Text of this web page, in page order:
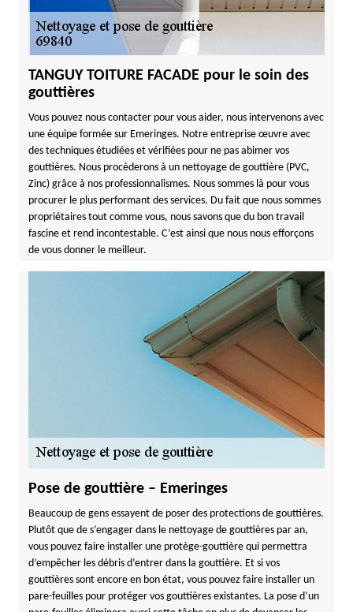
TANGUY TOITURE FACADE pour le soin des
gouttières
Vous pouvez nous contacter pour vous aider, nous intervenons avec
une équipe formée sur Emeringes. Notre entreprise œuvre avec
des techniques étudiées et vérifiées pour ne pas abimer vos
gouttières. Nous procèderons à un nettoyage de gouttière (PVC,
Zinc) grâce à nos professionnalismes. Nous sommes là pour vous
procurer le plus performant des services. Du fait que nous sommes
propriétaires tout comme vous, nous savons que du bon travail
fascine et rend incontestable. C’est ainsi que nous nous efforçons
de vous donner le meilleur.
Pose de gouttière – Emeringes
Beaucoup de gens essayent de poser des protections de gouttières.
Plutôt que de s’engager dans le nettoyage de gouttières par an,
vous pouvez faire installer une protège-gouttière qui permettra
d’empêcher les débris d’entrer dans la gouttière. Et si vos
gouttières sont encore en bon état, vous pouvez faire installer un
pare-feuilles pour protéger vos gouttières existantes. La pose d’un